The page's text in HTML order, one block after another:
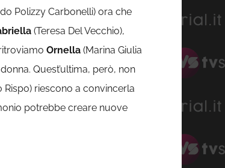
Polizzy Carbonelli) ora che
(Teresa Del Vecchio),
Ornella (Marina Giulia
Quest’ultima, però, non
Rispo) riescono a convincerla
potrebbe creare nuove